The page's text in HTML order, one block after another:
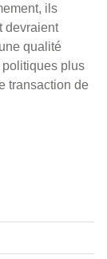
ils
devraient
qualité
plus
transaction de